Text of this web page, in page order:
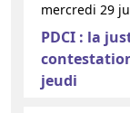
mercredi 29
PDCI : la
jeudi